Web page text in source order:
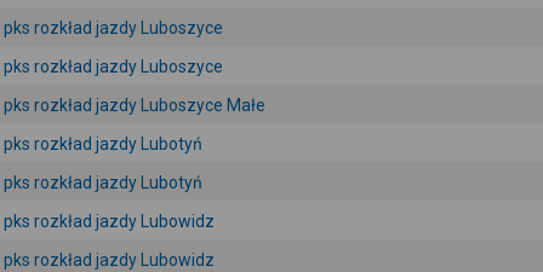
pks rozkład jazdy Luboszyce
pks rozkład jazdy Luboszyce
pks rozkład jazdy Luboszyce Małe
pks rozkład jazdy Lubotyń
pks rozkład jazdy Lubotyń
pks rozkład jazdy Lubowidz
pks rozkład jazdy Lubowidz